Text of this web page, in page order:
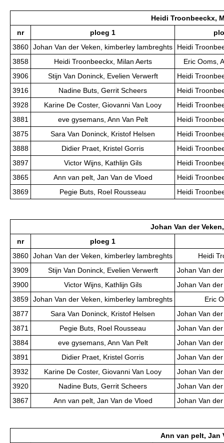
Heidi Troonbeeckx,
nr
ploeg 1
3860 Johan Van der Veken, kimberley lambreghts
Heidi
3858
Heidi Troonbeeckx, Milan Aerts
Eric Ooms,
3906
Stijn Van Doninck, Evelien Verwerft
Heidi
3916
Nadine Buts, Gerrit Scheers
Heidi
3928
Karine De Coster, Giovanni Van Looy
Heidi
3881
eve gysemans, Ann Van Pelt
Heidi
3875
Sara Van Doninck, Kristof Helsen
Heidi
3888
Didier Praet, Kristel Gorris
Heidi
3897
Victor Wijns, Kathlijn Gils
Heidi
3865
Ann van pelt, Jan Van de Vloed
Heidi
3869
Pegie Buts, Roel Rousseau Heidi
Johan Van der
nr
ploeg 1
3860 Johan Van der Veken, kimberley lambreghts
Heidi
3909
Stijn Van Doninck, Evelien Verwerft
Johan Van
3900
Victor Wijns, Kathlijn Gils
Johan Van
3859 Johan Van der Veken, kimberley lambreghts
Eric
3877
Sara Van Doninck, Kristof Helsen
Johan Van
3871
Pegie Buts, Roel Rousseau
Johan Van
3884
eve gysemans, Ann Van Pelt
Johan Van
3891
Didier Praet, Kristel Gorris
Johan Van
3932
Karine De Coster, Giovanni Van Looy
Johan Van
3920
Nadine Buts, Gerrit Scheers
Johan Van
3867
Ann van pelt, Jan Van de Vloed Johan Van
Ann van pelt, Jan